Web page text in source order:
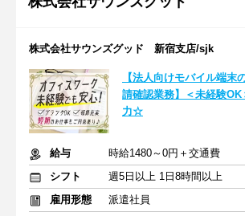
株式会社サウンズグッド 新宿支店/sjk
【法人向けモバイル端末
請確認業務】＜未経験OK
力☆
給与
時給1480～0円＋交通費
シフト
週5日以上 1日8時間以上
雇用形態
派遣社員